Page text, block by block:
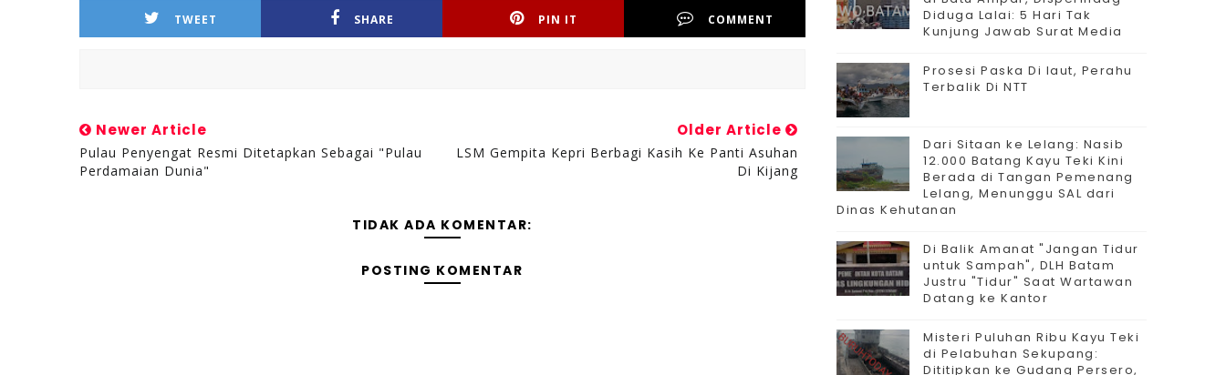
TWEET SHARE PIN IT COMMENT
Newer Article
Pulau Penyengat Resmi Ditetapkan Sebagai "Pulau
Perdamaian Dunia"
Older Article
LSM Gempita Kepri Berbagi Kasih Ke Panti Asuhan
Di Kijang
TIDAK ADA KOMENTAR:
POSTING KOMENTAR
Diduga Lalai: 5 Hari Tak
Kunjung Jawab Surat Media
Prosesi Paska Di laut, Perahu
Terbalik Di NTT
Dari Sitaan ke Lelang: Nasib
12.000 Batang Kayu Teki Kini
Berada di Tangan Pemenang
Lelang, Menunggu SAL dari
Dinas Kehutanan
Di Balik Amanat "Jangan Tidur
untuk Sampah", DLH Batam
Justru "Tidur" Saat Wartawan
Datang ke Kantor
Misteri Puluhan Ribu Kayu Teki
di Pelabuhan Sekupang:
Dititipkan ke Gudang Persero,